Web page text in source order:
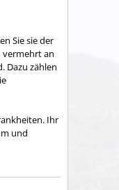
Sie sie der
vermehrt an
Dazu zählen
Ihr
und